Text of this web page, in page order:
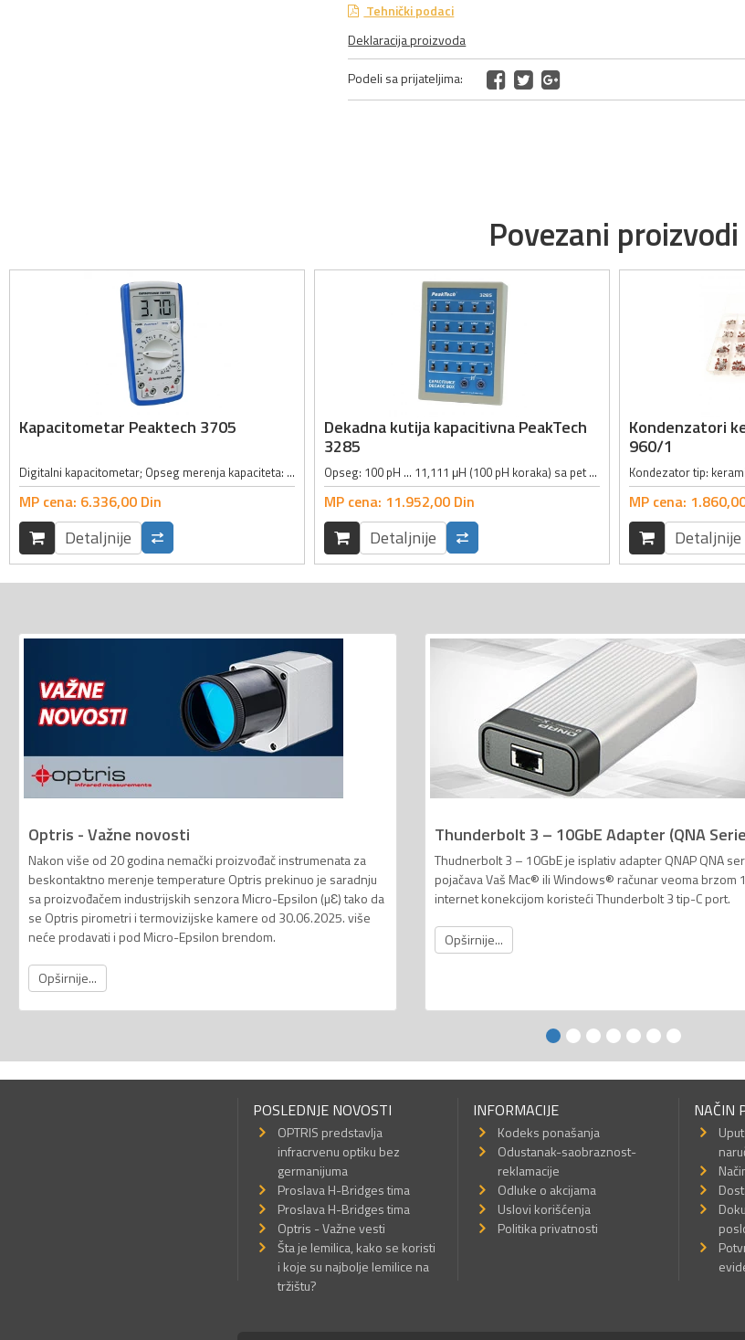
Tehnički podaci
Deklaracija proizvoda
Podeli sa prijateljima:
Povezani proizvodi
Kapacitometar Peaktech 3705
Digitalni kapacitometar; Opseg merenja kapaciteta: 200pF, 2nF, 20nF, 200nF, 2µF, 20µF, 200µF, 2mF, 20mF; Tačnost merenja kapaciteta: ±0.5% + 10 cifara; Opseg merenja otpornosti: 20Ω, 200Ω, 2kΩ, 20kΩ, 200kΩ, 2MΩ, 20MΩ, 200MΩ,...
MP cena: 6.336,00 Din
Detaljnije
Dekadna kutija kapacitivna PeakTech
3285
Opseg: 100 pH ... 11,111 μH (100 pH koraka) sa pet dekada; Tačnost: 5% na 1 kHz; Maksimalni strujni limit: 100 mA DC/AC; Permanentna idnuktivnost: 0.6 μH; Dimenzije: 140 x 190 x 80mm; Masa: 350g;
MP cena: 11.952,00 Din
Detaljnije
Kondenzatori
960/1
MP cena: 1.860,
Detaljnije
Optris - Važne novosti
Nakon više od 20 godina nemački proizvođač instrumenata za
beskontaktno merenje temperature Optris prekinuo je saradnju
sa proizvođačem industrijskih senzora Micro-Epsilon (µƐ) tako da
se Optris pirometri i termovizijske kamere od 30.06.2025. više
neće prodavati i pod Micro-Epsilon brendom.
Opširnije...
Thunderbolt 3 – 10GbE Adapter (QNA
Thudnerbolt 3 – 10GbE je isplativ adapter QNAP QNA
pojačava Vaš Mac® ili Windows® računar veoma brzom
internet konekcijom koristeći Thunderbolt 3 tip-C port.
Opširnije...
POSLEDNJE NOVOSTI
OPTRIS predstavlja
infracrvenu optiku bez
germanijuma
Proslava H-Bridges tima
Proslava H-Bridges tima
Optris - Važne vesti
Šta je lemilica, kako se koristi
i koje su najbolje lemilice na
tržištu?
INFORMACIJE
Kodeks ponašanja
Odustanak-saobraznost-
reklamacije
Odluke o akcijama
Uslovi korišćenja
Politika privatnosti
NAČIN